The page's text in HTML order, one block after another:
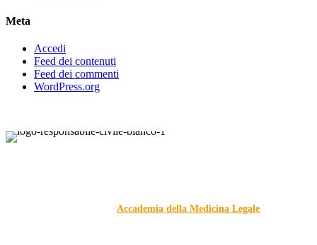
Meta
Accedi
Feed dei contenuti
Feed dei commenti
WordPress.org
Accademia della Medicina Legale